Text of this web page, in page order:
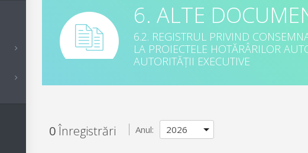
6. ALTE
6.2. REGISTRUL PRIVIND
LA PROIECTELE HOTĂRÂRILOR
AUTORITĂȚII EXECUTIVE
0Înregistrări Anul: